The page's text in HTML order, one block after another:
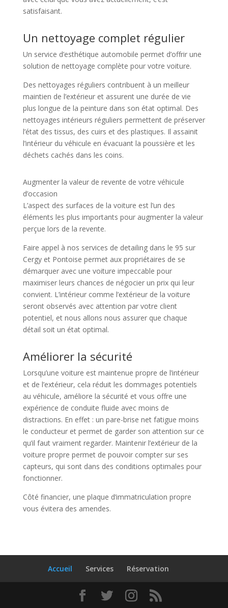
satisfaisant.
Un nettoyage complet régulier
Un service d’esthétique automobile permet d’offrir une
solution de nettoyage complète pour votre voiture.
Des nettoyages réguliers contribuent à un meilleur
maintien de l’extérieur et assurent une durée de vie
plus longue de la peinture dans son état optimal. Des
nettoyages intérieurs réguliers permettent de préserver
l’état des tissus, des cuirs et des plastiques. Il assainit
l’intérieur du véhicule en évacuant la poussière et les
déchets cachés dans les coins.
Augmenter la valeur de revente de votre véhicule
d’occasion
L’aspect des surfaces de la voiture est l’un des
éléments les plus importants pour augmenter la valeur
perçue lors de la revente.
Faire appel à nos services de detailing dans le 95 sur
Cergy et Pontoise permet aux propriétaires de se
démarquer avec une voiture impeccable pour
maximiser leurs chances de négocier un prix qui leur
convient. L’intérieur comme l’extérieur de la voiture
seront observés avec attention par votre client
potentiel, et nous allons nous assurer que chaque
détail soit un état optimal.
Améliorer la sécurité
Lorsqu’une voiture est maintenue propre de l’intérieur
et de l’extérieur, cela réduit les dommages potentiels
au véhicule, améliore la sécurité et vous offre une
expérience de conduite fluide avec moins de
distractions. En effet : un pare-brise net fatigue moins
le conducteur et permet de garder son attention sur ce
qu’il faut vraiment regarder. Maintenir l’extérieur de la
voiture propre permet de pouvoir compter sur ses
capteurs, qui sont dans des conditions optimales pour
fonctionner.
Côté financier, une plaque d’immatriculation propre
vous évitera des amendes.
Accueil Services Réservation